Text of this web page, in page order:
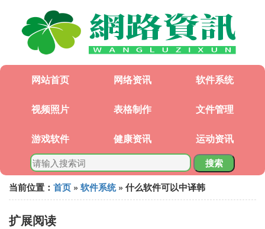
网站首页 网络资讯 软件系统
视频照片 表格制作 文件管理
游戏软件 健康资讯 运动资讯
搜索
当前位置： 首页 » 软件系统» 什么软件可以中译韩
扩展阅读